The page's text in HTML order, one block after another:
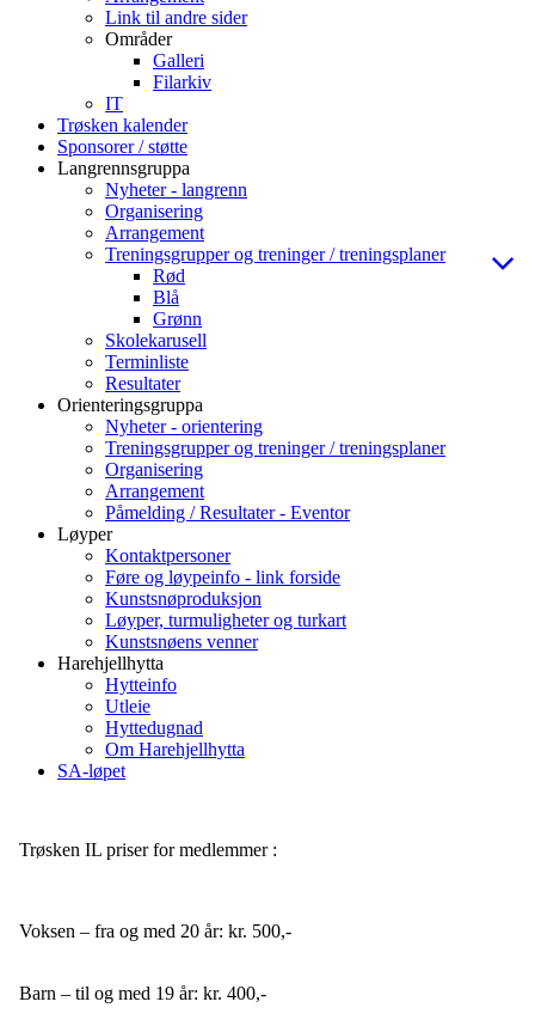
Link til andre sider
Områder
Galleri
Filarkiv
IT
Trøsken kalender
Sponsorer / støtte
Langrennsgruppa
Nyheter - langrenn
Organisering
Arrangement
Treningsgrupper og treninger / treningsplaner
Rød
Blå
Grønn
Skolekarusell
Terminliste
Resultater
Orienteringsgruppa
Nyheter - orientering
Treningsgrupper og treninger / treningsplaner
Organisering
Arrangement
Påmelding / Resultater - Eventor
Løyper
Kontaktpersoner
Føre og løypeinfo - link forside
Kunstsnøproduksjon
Løyper, turmuligheter og turkart
Kunstsnøens venner
Harehjellhytta
Hytteinfo
Utleie
Hyttedugnad
Om Harehjellhytta
SA-løpet
Trøsken IL priser for medlemmer :
Voksen – fra og med 20 år: kr. 500,-
Barn – til og med 19 år: kr. 400,-